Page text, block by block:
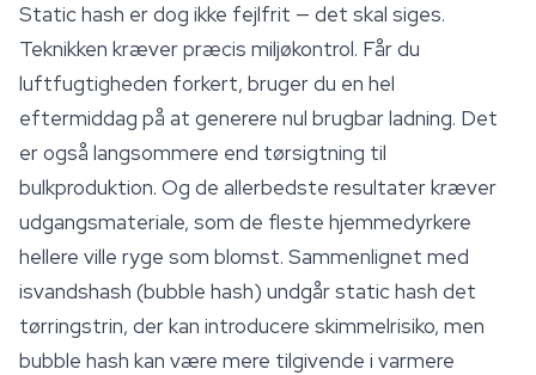
Static hash er dog ikke fejlfrit — det skal siges.
Teknikken kræver præcis miljøkontrol. Får du
luftfugtigheden forkert, bruger du en hel
eftermiddag på at generere nul brugbar ladning. Det
er også langsommere end tørsigtning til
bulkproduktion. Og de allerbedste resultater kræver
udgangsmateriale, som de fleste hjemmedyrkere
hellere ville ryge som blomst. Sammenlignet med
isvandshash (bubble hash) undgår static hash det
tørringstrin, der kan introducere skimmelrisiko, men
bubble hash kan være mere tilgivende i varmere